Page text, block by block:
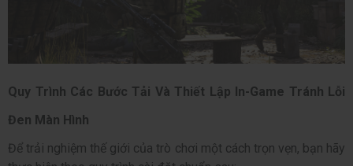
Quy Trình Các Bước Tải Và Thiết Lập In-Game Tránh Lỗi
Đen Màn Hình
Để trải nghiệm thế giới của trò chơi một cách trọn vẹn, bạn hãy